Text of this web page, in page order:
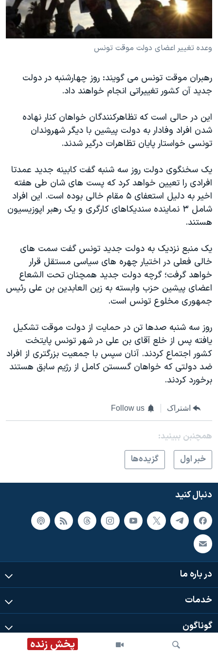
فرهنگ و زندگی
حقوق شهروندی
اقتصادی
اسرائیل در جنگ
گالری عکس
آرشیو پخش زنده
مستندها
انتخابات ریاست جمهوری آمریکا ۲۰۲۴
حمله جمهوری اسلامی به اسرائیل
ورزش زنان در ایران
اعتراضات زن، زندگی، آزادی
مجموعه مستندهای دادخواهی
تریبونال مردمی آبان ۹۸
دادگاه حمید نوری
چهل سال گروگان‌گیری
قانون شفافیت دارائی کادر رهبری ایران
اعتراضات مردمی آبان ۹۸
اسرائیل در جنگ
همایش محافظه‌کاران آمریکا «سی‌پک»
صفحه‌های ویژه
سفر پرزیدنت ترامپ به چین
دنبال کنید
زبانهای مختلف
پخش زنده
وعده تغییر اعضای دولت موقت تونس
رهبران موقت تونس می گویند: روز چهارشنبه در دولت
جدید آن کشور تغییراتی انجام خواهند داد.
این در حالی است که تظاهرکنندگان خواهان کنار نهاده
شدن افراد وفادار به دولت پیشین با دیگر شهروندان
تونسی خواستار پایان تظاهرات درگیر شدند.
یک سخنگوی دولت روز سه شنبه گفت کابینه جدید عمدتا
افرادی را تعیین خواهد کرد که پست های شان طی هفته
اخیر به دلیل استعفای ۵ مقام خالی بوده است. این افراد
شامل ۳ نماینده سندیکاهای کارگری و یک رهبر اپوزیسیون
هستند.
یک منبع نزدیک به دولت جدید تونس گفت سمت های
خالی فعلی در اختیار چهره های سیاسی مستقل قرار
خواهد گرفت؛ گرچه دولت جدید همچنان تحت الشعاع
اعضای پیشین حزب وابسته به زین العابدین بن علی رئیس
جمهوری مخلوع تونس است.
روز سه شنبه صدها تن در حمایت از دولت موقت تشکیل
یافته پس از خلع آقای بن علی در شهر تونس پایتخت
کشور اجتماع کردند. آنان سپس با جمعیت بزرگتری از افراد
ضد دولتی که خواهان گسستن کامل از رژیم سابق هستند
برخورد کردند.
اشتراک Follow us
همچنبن ببینید:
خبر اول
گزيده‌ها
دنبال کنید
در باره ما
خدمات
گوناگون